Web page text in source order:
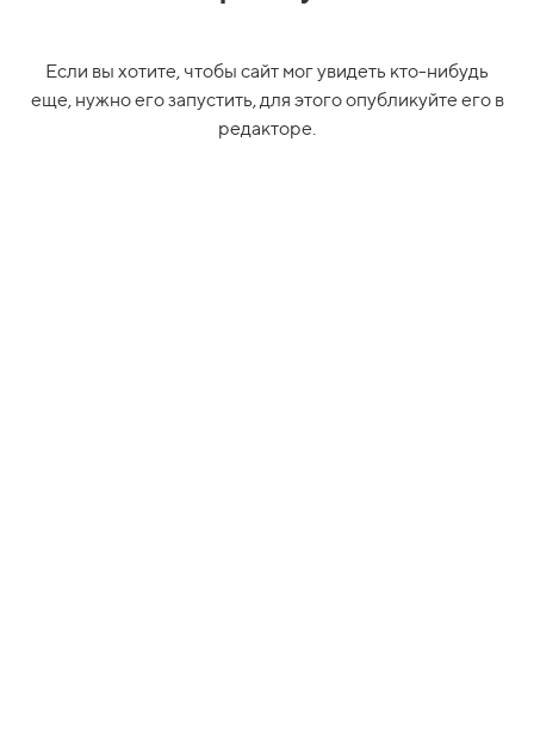
Если вы хотите, чтобы сайт мог увидеть кто-нибудь
еще, нужно его запустить, для этого опубликуйте его в
редакторе.